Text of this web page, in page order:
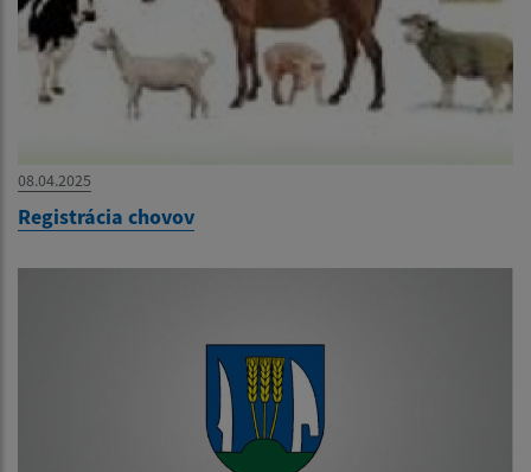
08.04.2025
Registrácia chovov